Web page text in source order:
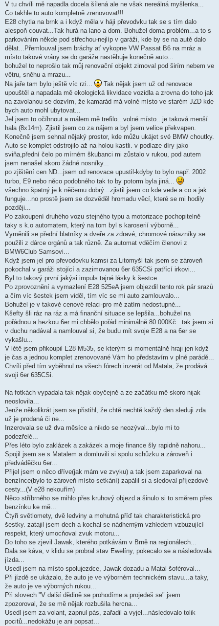
V tu chvíli mě napadla docela šílená ale ne však nereálná myšlenka...
Co takhle to auto kompletně zrenovovat!!!
E28 chytla na brnk a i když měla v háji převodvku tak se s tím dalo
alespoň couvat...Tak hurá na lano a dom. Bohužel doma problém...a to s
parkováním někde pod střechou-nejlíp v garáži, kde by se na autě dalo
dělat...Přemlouval jsem bráchy ať vykopne VW Passat B6 na mráz a
místo takové vrány se do garáže nastěhuje konečně auto...
bohužel to neprošlo tak můj renovační objekt zimoval pod širím nebem ve
větru, sněhu a mrazu...
Na jaře tam bylo ještě víc rzi...
Tak nějak jsem už od renovace
upouštěl a napadala mě ekologická likvidace vozidla a zrovna do toho jak
na zavolanou se dozvím, že kamarád má volné místo ve starém JZD kde
bych auto mohl ubytovat...
Jel jsem to očíhnout a málem mě trefilo...volné místo...je taková menší
hala (8x14m). Zjistil jsem co za nájem a byl jsem velice překvapen.
Konečně jsem sehnal nějaký prostor, kde můžu ukájet své BMW choutky.
Auto se komplet odstrojilo až na holou kastli. v podlaze díry jako
sviňa,přední čelo po mírném škubanci mi zůstalo v rukou, pod autem
jsem nenašel skoro žádné nosníky...
po zjištění cen ND...jsem od renovace upustil-kdyby to bylo např. 2002
turbo, E9 nebo něco podobného tak to by potorm byla jiná...
všechno špatný je k něčemu dobrý...zjistil jsem co kde vede a co a jak
funguje...no prostě jsem se dozvěděl hromadu věcí, které se mi hodily
později...
Po zakoupení druhého vozu stejného typu a motorizace pochopitelně
taky s k.o automatem, který na tom byl s karoserií výborně...
Vyměnili se přední blatníky a dveře za zdravé, chromové nárazníky se
použili z dárce orgánů a tak různě. Za automat vděčím členovi z
BMW6Club Samsovi...
Když jsem jel pro převodovku kamsi za Litomyšl tak jsem se zároveň
pokochal v garáži stojící a zazimovanou 6er 635CSi patřící irkovi...
Byl to takový první jakýsi impuls tajné lásky k šestce...
Po zprovoznění a vymazlení E28 525eA jsem objezdil tento rok pár srazů
a čím víc šestek jsem viděl, tím víc se mi auto zamlouvalo...
Bohužel je v takové cenové relaci-pro mě zatím nedostupné...
Kšefty šli ráz na ráz a má finanční situace se lepšila...bohužel na
pořádnou a hezkou 6er mi chbělo pořád minimálně 80 000Kč...tak jsem si
v duchu nadával a namlouval si, že budu mít svoje E28 a na 6er se
vykašlu...
V létě jsem přikoupil E28 M535, se kterým si momentálně hraji jen když
je čas a jednou komplet zrenovované Vám ho představím v plné parádě...
Chvíli před tím vyběhnul na všech fórech inzerát od Matala, že prodává
svoji 6er 635CSi.
Na fotkách vypadala tak nějak obyčejně a ze začátku mě skoro nijak
neoslovila...
Jenže několikrát jsem se přistihl, že chtě nechtě každý den sleduji zda
už je prodaná či ne...
Inzerovala se už dva měsíce a nikdo se neozýval...bylo mi to
podezřelé...
Přes léto bylo zaklázek a zakázek a moje finance šly rapidně nahoru...
Spojil jsem se s Matalem a domluvili si spolu schůzku a zároveň i
předváděčku 6er...
Přijel jsem o něco dříve(jak mám ve zvyku) a tak jsem zaparkoval na
benzínce(bylo to zároveň místo setkání) zapálil si a sledoval příjezdové
cesty...(V e28 nekouřím)
Něco stříbrného se mihlo přes kruhový objezd a šinulo si to směrem přes
benzínku ke mě...
Čtyři světlomety, dvě ledviny a mohutná příď tak charakteristická pro
šestky. zatajil jsem dech a kochal se nádherným vzhledem vzbuzující
respekt, který umocňoval zvuk motoru...
Do toho se zjevil Jawak, kterého potkávám v Brně na regionálech...
Dala se káva, v klidu se probral stav Ewelíny, pokecalo se a následovala
jízda...
Usedl jsem na místo spolujezdce, Jawak dozadu a Matal šoféroval...
Při jízdě se ukázalo, že auto je ve výborném technickém stavu...a taky,
že auto je ve výborných rukou...
Při slovech "V další dědině se prohodíme a projedeš se" jsem
zpozoroval, že se mě nějak rozbušila hercna...
Usedl jsem za volant, zapnul pás, zařadil a vyjel...následovalo tolik
pocitů...nedokážu je ani popsat...